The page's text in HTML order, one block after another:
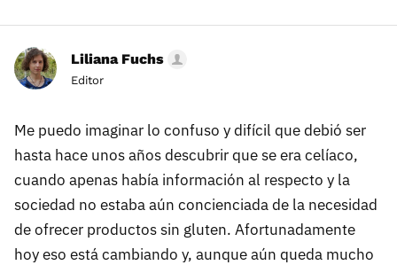
Liliana Fuchs
Editor
Me puedo imaginar lo confuso y difícil que debió ser
hasta hace unos años descubrir que se era celíaco,
cuando apenas había información al respecto y la
sociedad no estaba aún concienciada de la necesidad
de ofrecer productos sin gluten. Afortunadamente
hoy eso está cambiando y, aunque aún queda mucho